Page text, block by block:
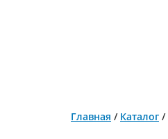
Главная / Каталог /